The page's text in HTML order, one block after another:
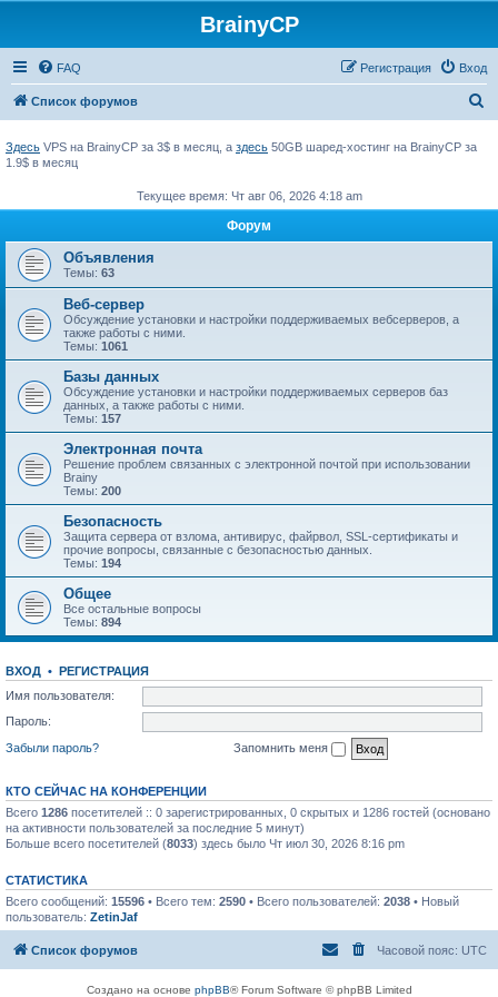
BrainyCP
FAQ Вход
Регистрация
Список форумов
к
Здесь VPS на BrainyCP за 3$ в месяц, а здесь 50GB шаред-хостинг на BrainyCP за
1.9$ в месяц
Текущее время: Чт авг 06, 2026 4:18 am
Форум
Объявления
Темы: 63
Веб-сервер
Обсуждение установки и настройки поддерживаемых вебсерверов, а
также работы с ними.
Темы: 1061
Базы данных
Обсуждение установки и настройки поддерживаемых серверов баз
данных, а также работы с ними.
Темы: 157
Электронная почта
Решение проблем связанных с электронной почтой при использовании
Brainy
Темы: 200
Безопасность
Защита сервера от взлома, антивирус, файрвол, SSL-сертификаты и
прочие вопросы, связанные с безопасностью данных.
Темы: 194
Общее
Все остальные вопросы
Темы: 894
ВХОД • РЕГИСТРАЦИЯ
Имя пользователя:
Пароль:
Забыли пароль?
Запомнить меня
КТО СЕЙЧАС НА КОНФЕРЕНЦИИ
Всего 1286 посетителей :: 0 зарегистрированных, 0 скрытых и 1286 гостей (основано
на активности пользователей за последние 5 минут)
Больше всего посетителей (8033) здесь было Чт июл 30, 2026 8:16 pm
СТАТИСТИКА
Всего сообщений: 15596 • Всего тем: 2590 • Всего пользователей: 2038 • Новый
пользователь: ZetinJaf
Список форумов Часовой пояс: UTC
Создано на основе phpBB® Forum Software © phpBB Limited